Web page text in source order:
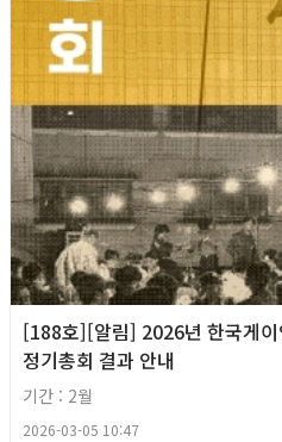
[188호][알림] 2026년 한국게이
정기총회 결과 안내
기간 : 2월
2026-03-05 10:47